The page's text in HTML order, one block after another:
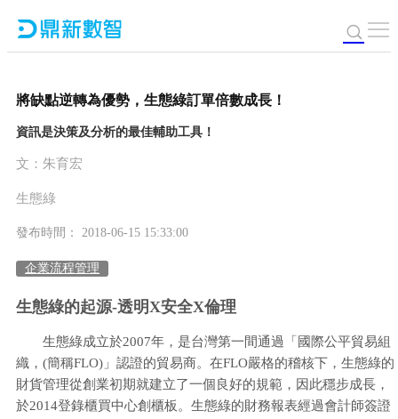
將缺點逆轉為優勢，生態綠訂單倍數成長！
資訊是決策及分析的最佳輔助工具！
文：朱育宏
生態綠
發布時間： 2018-06-15 15:33:00
企業流程管理
生態綠的起源-透明X安全X倫理
生態綠成立於2007年，是台灣第一間通過「國際公平貿易組
織，(簡稱FLO)」認證的貿易商。在FLO嚴格的稽核下，生態綠的
財貨管理從創業初期就建立了一個良好的規範，因此穩步成長，
於2014登錄櫃買中心創櫃板。生態綠的財務報表經過會計師簽證